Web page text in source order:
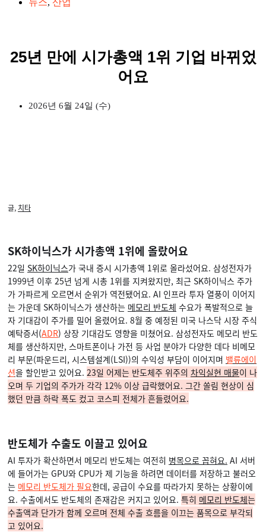
25년 만에 시가총액 1위 기업 바뀌었
어요
2026년 6월 24일 (수)
글, 치타
SK하이닉스가 시가총액 1위에 올랐어요
22일 SK하이닉스가 국내 증시 시가총액 1위로 올라섰어요. 삼성전자가
1999년 이후 25년 넘게 시총 1위를 지켜왔지만, 최근 SK하이닉스 주가
가 가파르게 오르면서 순위가 역전됐어요. AI 인프라 투자 열풍이 이어지
는 가운데 SK하이닉스가 생산하는 메모리 반도체 수요가 폭발적으로 늘
자 기대감이 주가를 밀어 올렸어요. 8월 중 예정된 미국 나스닥 시장 주식
예탁증서(ADR) 상장 기대감도 영향을 미쳤어요. 삼성전자도 메모리 반도
체를 생산하지만, 스마트폰이나 가전 등 사업 분야가 다양한 데다 비메모
리 부문(파운드리, 시스템설계(LSI))의 수익성 부담이 이어지며 밸류에이
션을 할인받고 있어요. 23일 어제는 반도체주 위주의 차익실현 매물이 나
오며 두 기업의 주가가 각각 12% 이상 급락했어요. 그간 쏠림 현상이 심
했던 만큼 하락 폭도 컸고 코스피 전체가 흔들렸어요.
반도체가 수출도 이끌고 있어요
AI 투자가 확산하면서 메모리 반도체는 여전히 병목으로 꼽혀요. AI 서버
에 들어가는 GPU와 CPU가 제 기능을 하려면 데이터를 저장하고 불러오
는 메모리 반도체가 필요한데, 공급이 수요를 따라가지 못하는 상황이에
요. 수출에서도 반도체의 존재감은 커지고 있어요. 특히 메모리 반도체는
수출액과 단가가 함께 오르며 전체 수출 흐름을 이끄는 품목으로 부각되
고 있어요.